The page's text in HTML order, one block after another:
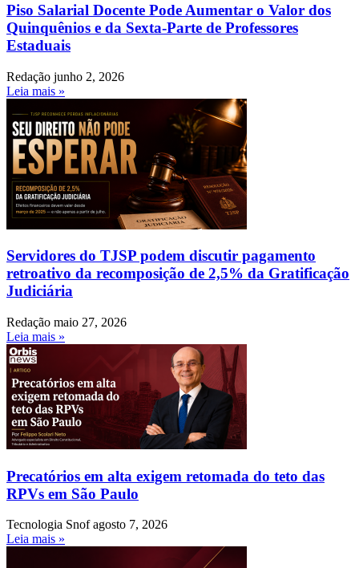
Piso Salarial Docente Pode Aumentar o Valor dos
Quinquênios e da Sexta-Parte de Professores
Estaduais
Redação junho 2, 2026
Leia mais »
Servidores do TJSP podem discutir pagamento
retroativo da recomposição de 2,5% da Gratificação
Judiciária
Redação maio 27, 2026
Leia mais »
Precatórios em alta exigem retomada do teto das
RPVs em São Paulo
Tecnologia Snofagosto 7, 2026
Leia mais »